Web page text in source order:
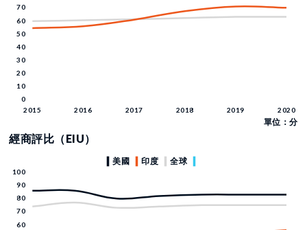
單位：分
經商評比（EIU）